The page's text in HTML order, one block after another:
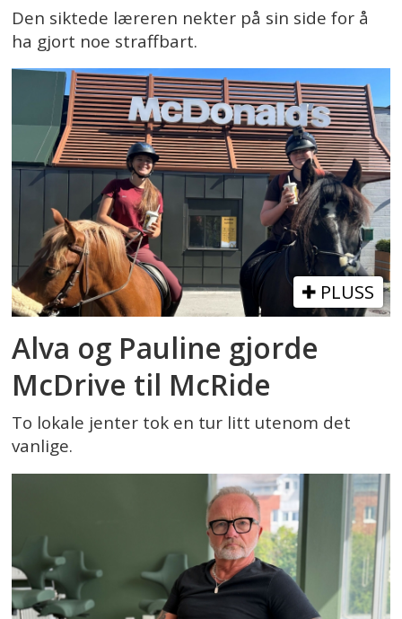
Den siktede læreren nekter på sin side for å
ha gjort noe straffbart.
PLUSS
Alva og Pauline gjorde
McDrive til McRide
To lokale jenter tok en tur litt utenom det
vanlige.